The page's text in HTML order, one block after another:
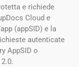
e richiede
Cloud e
(appSID) e la
autenticate
AppSID o